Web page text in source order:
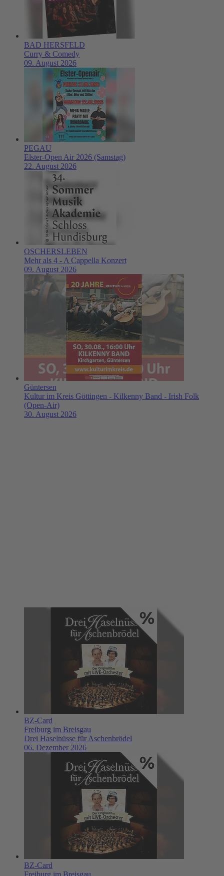
BAD HERSFELD
Curry & Comedy
09. August 2026
PEGAU
Elster-Open Air 2026 (Samstag)
22. August 2026
OSCHERSLEBEN
Mehr als 4 - A Cappella Konzert
09. August 2026
Güntersen
Kultur im Kreis Göttingen - Kilkenny Band - Irish Folk
(Open-Air)
30. August 2026
BZ-Card
Freiburg im Breisgau
Drei Haselnüsse für Aschenbrödel
06. Dezember 2026
BZ-Card
Freiburg im Breisgau